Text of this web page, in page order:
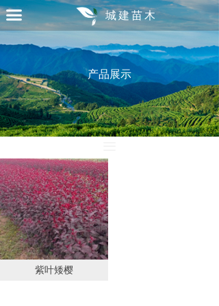
产品展示
끀
首页
关于
承诺
案例
产品
联络
城建苗木
紫叶矮樱